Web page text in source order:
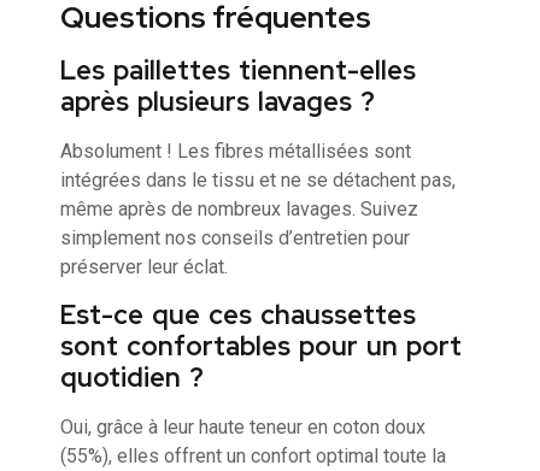
Questions fréquentes
Les paillettes tiennent-elles
après plusieurs lavages ?
Absolument ! Les fibres métallisées sont
intégrées dans le tissu et ne se détachent pas,
même après de nombreux lavages. Suivez
simplement nos conseils d’entretien pour
préserver leur éclat.
Est-ce que ces chaussettes
sont confortables pour un port
quotidien ?
Oui, grâce à leur haute teneur en coton doux
(55%), elles offrent un confort optimal toute la